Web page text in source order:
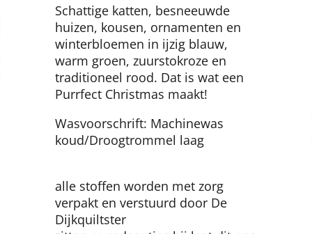
chocolademelk, je kerstquilt en
een spinnende kat. Dat is de
essentie van de "Purrfect
Christmas" collectie.
Schattige katten, besneeuwde
winterbloemen in ijzig blauw,
warm groen, zuurstokroze en
Purrfect Christmas maakt!
Wasvoorschrift: Machinewas
koud/Droogtrommel laag